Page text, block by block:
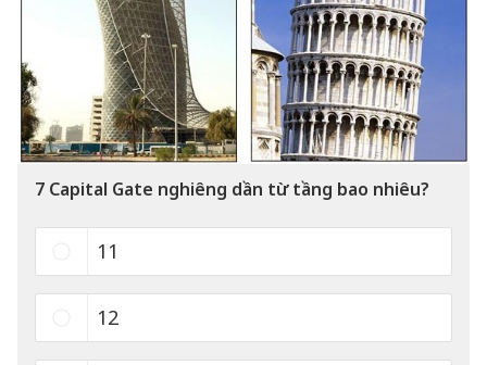
7 Capital Gate nghiêng dần từ tầng bao nhiêu?
11
12